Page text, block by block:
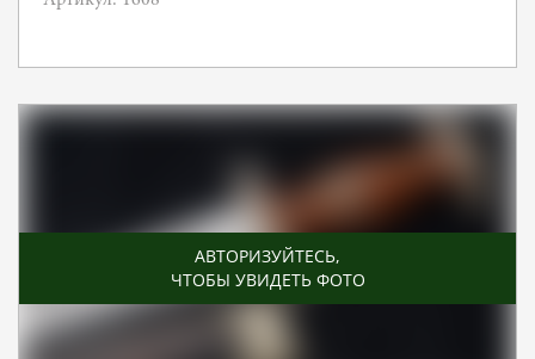
АВТОРИЗУЙТЕСЬ,
ЧТОБЫ УВИДЕТЬ ФОТО